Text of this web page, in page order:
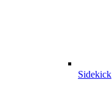
Sidekick